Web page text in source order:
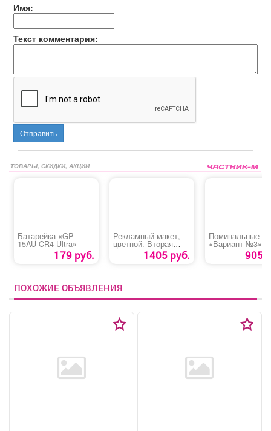
Имя:
Текст комментария:
Отправить
ТОВАРЫ, СКИДКИ, АКЦИИ
Батарейка «GP
15AU-CR4 Ultra»
179 руб.
Рекламный макет,
цветной. Вторая
полоса. 1405 руб.
Поминальные
«Вариант №3»
905
ПОХОЖИЕ ОБЪЯВЛЕНИЯ